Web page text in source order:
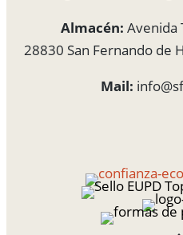
Almacén: Avenida
28830 San Fernando de
Mail: